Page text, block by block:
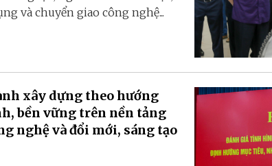
và chuyển giao công nghệ...
xây dựng theo hướng
bền vững trên nền tảng
- công nghệ và đổi mới, sáng tạo